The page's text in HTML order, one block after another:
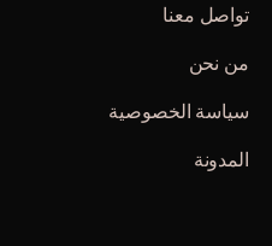
تواصل معنا
من نحن
سياسة الخصوصية
المدونة